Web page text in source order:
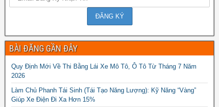
BÀI ĐĂNG GẦN ĐÂY
Quy Định Mới Về Thi Bằng Lái Xe Mô Tô, Ô Tô Từ Tháng 7 Năm
2026
Làm Chủ Phanh Tái Sinh (Tái Tạo Năng Lượng): Kỹ Năng “Vàng”
Giúp Xe Điện Đi Xa Hơn 15%